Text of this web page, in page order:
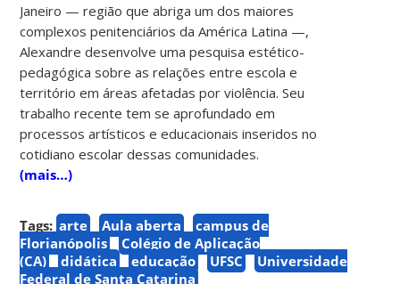
Janeiro — região que abriga um dos maiores
complexos penitenciários da América Latina —,
Alexandre desenvolve uma pesquisa estético-
pedagógica sobre as relações entre escola e
território em áreas afetadas por violência. Seu
trabalho recente tem se aprofundado em
processos artísticos e educacionais inseridos no
cotidiano escolar dessas comunidades.
(mais…)
Tags: arte Aula aberta
campus de
Florianópolis
Colégio de Aplicação
(CA)
didática educação UFSC
Universidade
Federal de Santa Catarina